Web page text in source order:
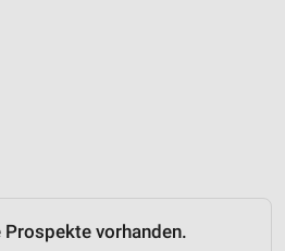
Prospekte vorhanden.